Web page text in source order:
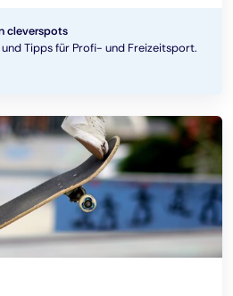
cleverspots
Tipps für Profi- und Freizeitsport.